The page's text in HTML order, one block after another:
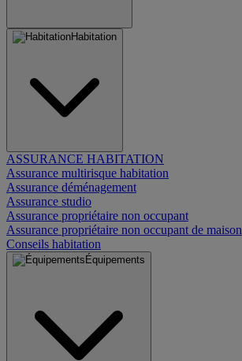
Habitation
ASSURANCE HABITATION
Assurance multirisque habitation
Assurance déménagement
Assurance studio
Assurance propriétaire non occupant
Assurance propriétaire non occupant de maison
Conseils habitation
Équipements